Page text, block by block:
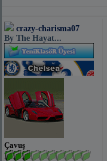
crazy-charisma07
By The Hayat...
Çavuş